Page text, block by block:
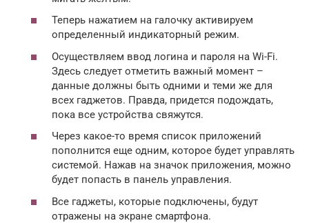
Теперь нажатием на галочку активируем
определенный индикаторный режим.
Осуществляем ввод логина и пароля на Wi-Fi.
Здесь следует отметить важный момент –
данные должны быть одними и теми же для
всех гаджетов. Правда, придется подождать,
пока все устройства свяжутся.
Через какое-то время список приложений
пополнится еще одним, которое будет управлять
системой. Нажав на значок приложения, можно
будет попасть в панель управления.
Все гаджеты, которые подключены, будут
отражены на экране смартфона.